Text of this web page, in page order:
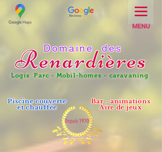
MENU
Domaine des
Renardières
Parc - Mobil-homes - caravaning
Piscine couverte
et chauffée
Bar - animations
Aire de jeux